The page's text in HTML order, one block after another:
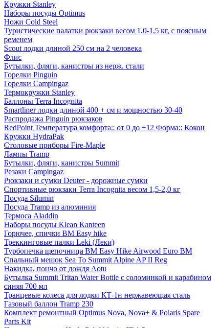
Кружки Stanley
Наборы посуды Optimus
Ножи Cold Steel
Туристические палатки рюкзаки весом 1,0-1,5 кг, с поясным
ременем
Scout лодки длиной 250 см на 2 человека
Флис
Бутылки, фляги, канистры из нерж. стали
Горелки Pinguin
Горелки Campingaz
Термокружки Stanley
Баллоны Terra Incognita
Smartliner лодки длиной 400 + см и мощностью 30-40
Распродажа Pinguin рюкзаков
RedPoint Температура комфорта:: от 0 до +12 Форма:: Кокон
Кружки HydraPak
Столовые приборы Fire-Maple
Лампы Tramp
Бутылки, фляги, канистры Summit
Резаки Campingaz
Рюкзаки и сумки Deuter - дорожные сумки
Спортивные рюкзаки Terra Incognita весом 1,5-2,0 кг
Посуда Silumin
Посуда Tramp из алюминия
Термоса Aladdin
Наборы посуды Klean Kanteen
Горючее, спички BM Easy hike
Треккинговые палки Leki (Леки)
Турбопечка щепочница BM Easy Hike Airwood Euro BM
Спальный мешок Sea To Summit Alpine AP II Reg
Накидка, пончо от дождя Aotu
Бутылка Summit Tritan Water Bottle с соломинкой и карабином
синяя 700 мл
Транцевые колеса для лодки КТ-1н нержавеющая сталь
Газовый баллон Tramp 230
Комплект ремонтный Optimus Nova, Nova+ & Polaris Spare
Parts Kit